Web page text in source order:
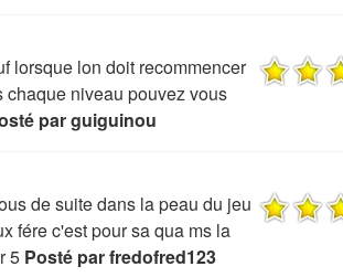
lorsque lon doit recommencer
chaque niveau pouvez vous
par guiguinou
de suite dans la peau du jeu
fére c'est pour sa qua ms la
5 Posté par fredofred123